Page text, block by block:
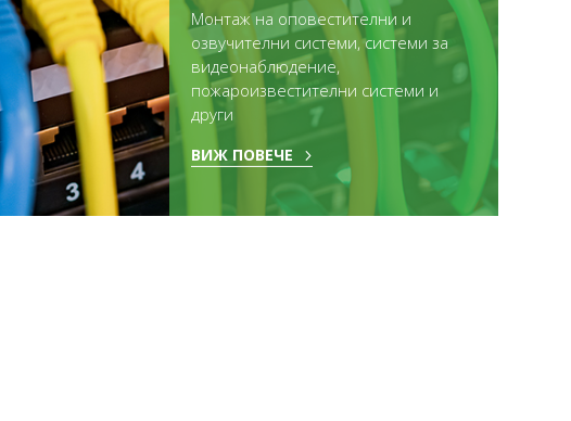
Монтаж на оповестителни и
озвучителни системи, системи за
видеонаблюдение,
пожароизвестителни системи и
други
ВИЖ ПОВЕЧЕ